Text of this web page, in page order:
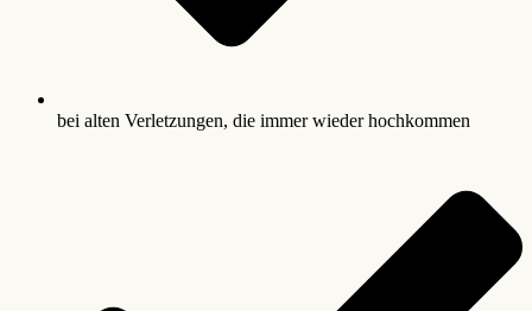
bei alten Verletzungen, die immer wieder hochkommen